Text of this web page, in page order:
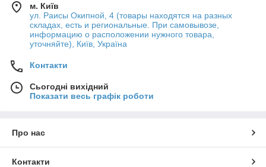
м. Київ
ул. Раисы Окипной, 4 (товары находятся на разных
складах, есть и региональные. При самовывозе,
информацию о расположении нужного товара,
уточняйте), Київ, Україна
Контакти
Сьогодні вихідний
Показати весь графік роботи
Про нас
Контакти